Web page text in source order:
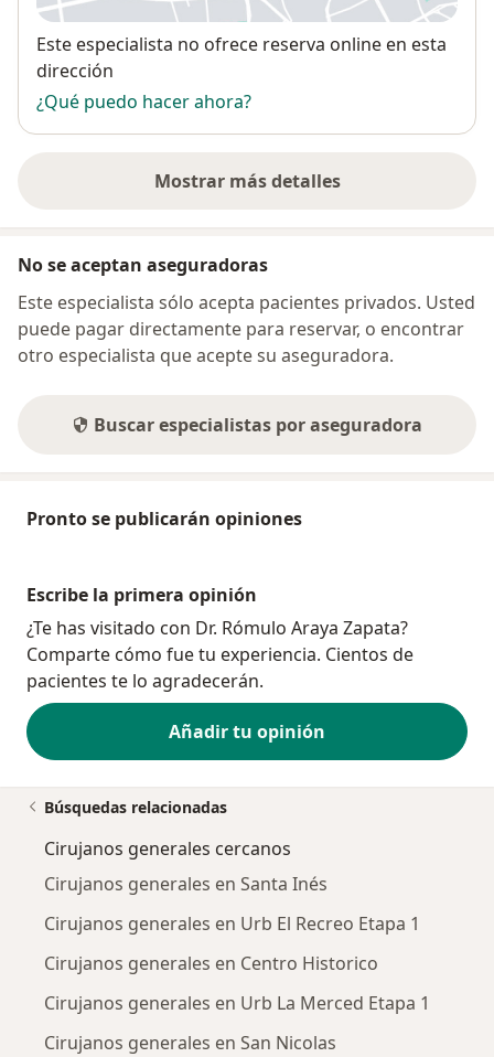
Disponibilidad
Este especialista no ofrece reserva online en esta
dirección
¿Qué puedo hacer ahora?
Mostrar más detalles
sobre la dirección
No se aceptan aseguradoras
Este especialista sólo acepta pacientes privados. Usted
puede pagar directamente para reservar, o encontrar
otro especialista que acepte su aseguradora.
Buscar especialistas por aseguradora
Pronto se publicarán opiniones
Escribe la primera opinión
¿Te has visitado con Dr. Rómulo Araya Zapata?
Comparte cómo fue tu experiencia. Cientos de
pacientes te lo agradecerán.
Añadir tu opinión
Búsquedas relacionadas
Cirujanos generales cercanos
Cirujanos generales en Santa Inés
Cirujanos generales en Urb El Recreo Etapa 1
Cirujanos generales en Centro Historico
Cirujanos generales en Urb La Merced Etapa 1
Cirujanos generales en San Nicolas